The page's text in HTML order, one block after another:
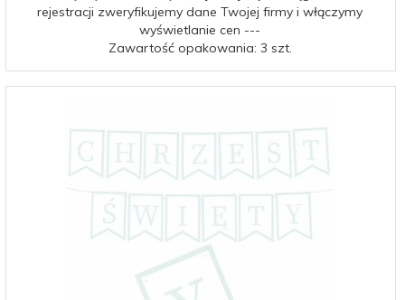
rejestracji zweryfikujemy dane Twojej firmy i włączymy
wyświetlanie cen ---
Zawartość opakowania: 3 szt.